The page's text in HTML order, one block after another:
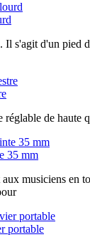
Il s'agit d'un pied
de haute
35 mm
musiciens en
portable